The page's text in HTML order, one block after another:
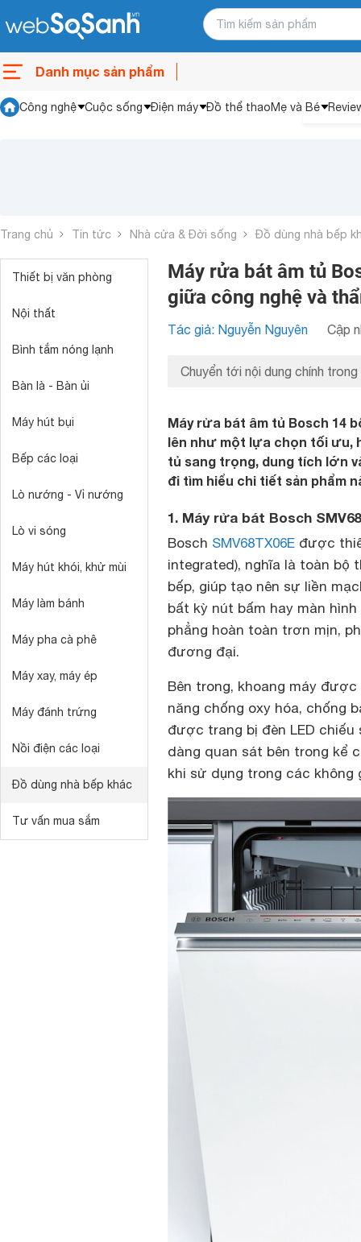
Danh mục sản phẩm
Công nghệ Cuộc sống Điện máy Đồ thể thaoMẹ và Bé
Trang chủ Tin tức Nhà cửa & Đời sống Đồ dùng nhà bếp
Thiết bị văn phòng
Nội thất
Bình tắm nóng lạnh
Bàn là - Bàn ủi
Máy hút bụi
Bếp các loại
Lò nướng - Vỉ nướng
Lò vi sóng
Máy hút khói, khử mùi
Máy làm bánh
Máy pha cà phê
Máy xay, máy ép
Máy đánh trứng
Nồi điện các loại
Đồ dùng nhà bếp khác
Tư vấn mua sắm
Máy rửa bát âm tủ
giữa công nghệ và
Tác giả: Nguyễn Nguyên Cập
Chuyển tới nội dung chính trong
Máy rửa bát âm tủ Bosch 14
lên như một lựa chọn tối ưu,
tủ sang trọng, dung tích lớn
đi tìm hiểu chi tiết sản phẩm
1. Máy rửa bát Bosch
Bosch SMV68TX06E được
integrated), nghĩa là toàn bộ
bếp, giúp tạo nên sự liền
bất kỳ nút bấm hay màn
phẳng hoàn toàn trơn mịn,
đương đại.
Bên trong, khoang máy
năng chống oxy hóa, chống
được trang bị đèn LED
dàng quan sát bên trong kể
khi sử dụng trong các không